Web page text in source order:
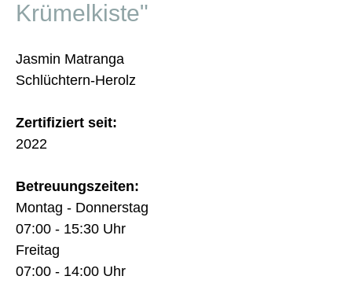
Krümelkiste"
Jasmin Matranga
Schlüchtern-Herolz
Zertifiziert seit:
2022
Betreuungszeiten:
Montag - Donnerstag
07:00 - 15:30 Uhr
Freitag
07:00 - 14:00 Uhr